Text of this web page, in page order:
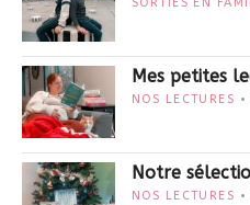
SORTIES EN
Mes petites
NOS LECTURES
Notre
NOS LECTURES